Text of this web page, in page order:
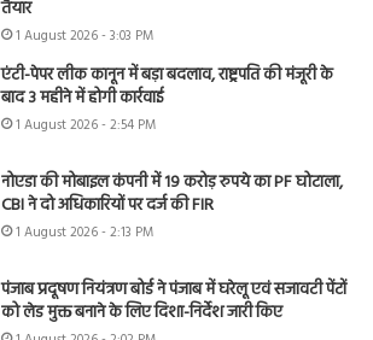
तैयार
1 August 2026 - 3:03 PM
एंटी-पेपर लीक कानून में बड़ा बदलाव, राष्ट्रपति की मंजूरी के
बाद 3 महीने में होगी कार्रवाई
1 August 2026 - 2:54 PM
नोएडा की मोबाइल कंपनी में 19 करोड़ रुपये का PF घोटाला,
CBI ने दो अधिकारियों पर दर्ज की FIR
1 August 2026 - 2:13 PM
पंजाब प्रदूषण नियंत्रण बोर्ड ने पंजाब में घरेलू एवं सजावटी पेंटों
को लेड मुक्त बनाने के लिए दिशा-निर्देश जारी किए